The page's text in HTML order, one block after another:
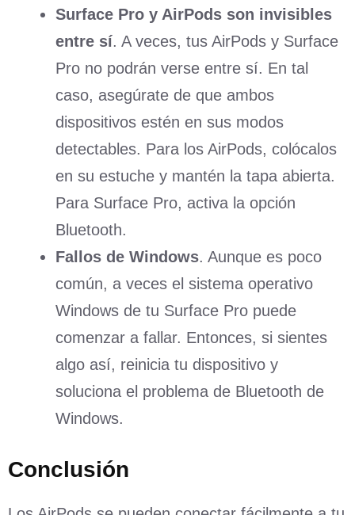
Surface Pro y AirPods son invisibles
entre sí. A veces, tus AirPods y Surface
Pro no podrán verse entre sí. En tal
caso, asegúrate de que ambos
dispositivos estén en sus modos
detectables. Para los AirPods, colócalos
en su estuche y mantén la tapa abierta.
Para Surface Pro, activa la opción
Bluetooth.
Fallos de Windows. Aunque es poco
común, a veces el sistema operativo
Windows de tu Surface Pro puede
comenzar a fallar. Entonces, si sientes
algo así, reinicia tu dispositivo y
soluciona el problema de Bluetooth de
Windows.
Conclusión